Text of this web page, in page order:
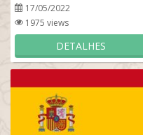
17/05/2022
1975 views
DETALHES